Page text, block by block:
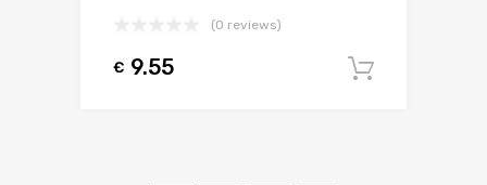
(0 reviews)
€ 9.55